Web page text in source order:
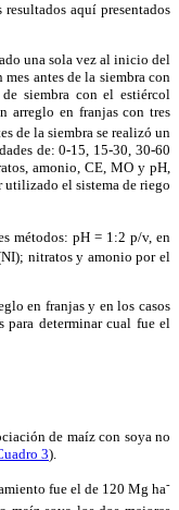
aquí presentados
una sola vez al inicio del
antes de la siembra con
siembra con el estiércol
arreglo en franjas con tres
de la siembra se realizó un
de: 0-15, 15-30, 30-60
amonio, CE, MO y pH,
utilizado el sistema de riego
métodos: pH = 1:2 p/v, en
nitratos y amonio por el
en franjas y en los casos
para determinar cual fue el
de maíz con soya no
3).
fue el de 120 Mg ha-